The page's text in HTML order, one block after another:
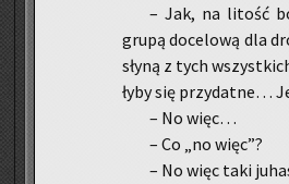
– Jak, na li­tość
grupą do­ce­lo­wą dla
słyną z tych
ły­by się przy­dat­ne…
– No więc…
– Co „no więc”?
– No więc taki